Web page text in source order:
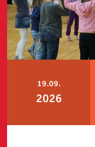
19.09.
2026